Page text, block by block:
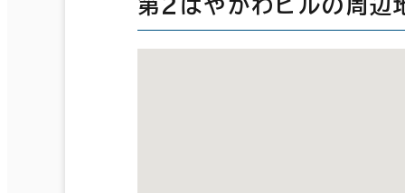
第２はやかわビルの周辺